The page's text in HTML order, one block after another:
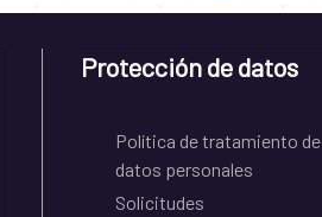
Protección de datos
Política de tratamiento de
datos personales
Solicitudes